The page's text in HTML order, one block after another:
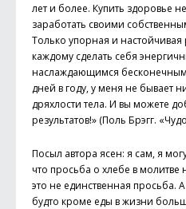
лет и более. Купить здоровье
заработать своими
Только упорная и
каждому сделать себя
наслаждающимся
дней в году, у меня не бывает
дряхлости тела. И вы можете
результатов!» (Поль Брэгг.
Посыл автора ясен: я сам, я
что просьба о хлебе в молитве
это не единственная просьба.
будто кроме еды в жизни